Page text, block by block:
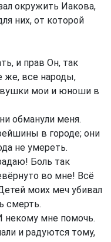
окружить Иакова,
них, от которой
и прав Он, так
же, все народы,
мои и юноши в
обманули меня.
в городе; они
не умереть.
Боль так
во мне! Всё
моих меч убивал
смерть.
некому мне помочь.
и радуются тому,